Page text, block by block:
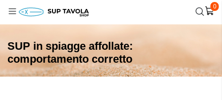
0
SUP in spiagge affollate:
comportamento corretto